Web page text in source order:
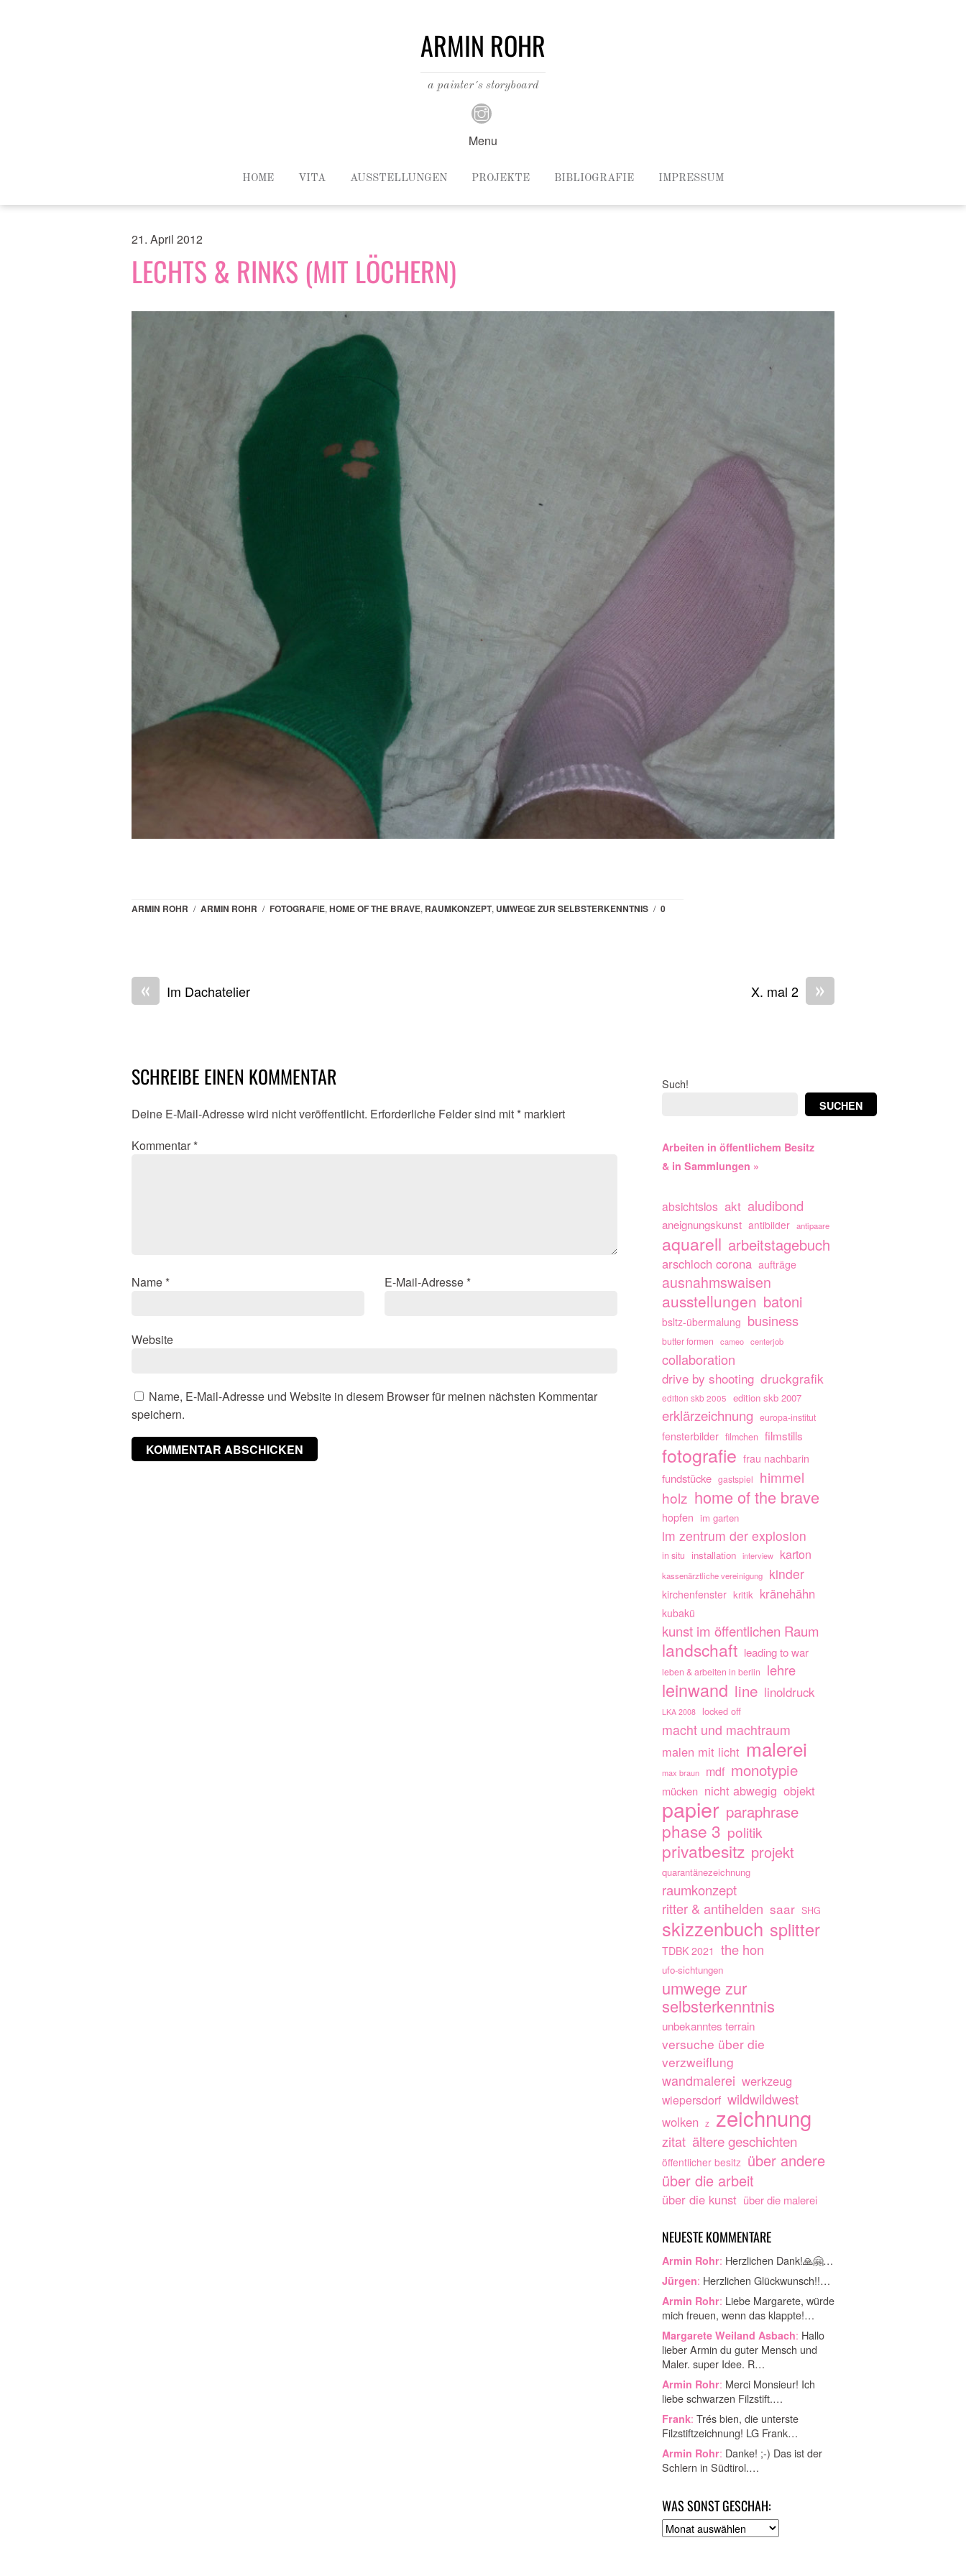
ARMIN ROHR
a painter´s storyboard
Menu
HOME VITA AUSSTELLUNGEN PROJEKTE BIBLIOGRAFIE IMPRESSUM
21. April 2012
LECHTS & RINKS (MIT LÖCHERN)
ARMIN ROHR / ARMIN ROHR / FOTOGRAFIE, HOME OF THE BRAVE, RAUMKONZEPT, UMWEGE ZUR SELBSTERKENNTNIS / 0
« Im Dachatelier »
X. mal 2
SCHREIBE EINEN KOMMENTAR
Deine E-Mail-Adresse wird nicht veröffentlicht. Erforderliche Felder sind mit * markiert
Kommentar *
Name * E-Mail-Adresse *
Website
Name, E-Mail-Adresse und Website in diesem Browser für meinen nächsten Kommentar
speichern.
Such!
SUCHEN
Arbeiten in öffentlichem Besitz
& in Sammlungen »
absichtslos akt aludibond
aneignungskunst antibilder antipaare
aquarell arbeitstagebuch
arschloch corona aufträge
ausnahmswaisen
ausstellungen batoni
bsltz-übermalung business
butter formen cameo centerjob
collaboration
drive by shooting druckgrafik
edition skb 2005 edition skb 2007
erklärzeichnung europa-institut
fensterbilder filmchen filmstills
fotografie frau nachbarin
fundstücke gastspiel
himmel
holz home of the brave
hopfen im garten
im zentrum der explosion
in situ installation interview karton
kassenärztliche vereinigung kinder
kirchenfenster kritik kränehähn
kubakü
kunst im öffentlichen Raum
landschaft leading to war
leben & arbeiten in berlin lehre
leinwand line linoldruck
LKA 2008 locked off
macht und machtraum
malen mit licht malerei
max braun mdf monotypie
mücken nicht abwegig objekt
papier paraphrase
phase 3 politik
privatbesitz projekt
quarantänezeichnung
raumkonzept
ritter & antihelden saar SHG
skizzenbuch splitter
TDBK 2021 the hon
ufo-sichtungen
umwege zur
selbsterkenntnis
unbekanntes terrain
versuche über die
verzweiflung
wandmalerei werkzeug
wiepersdorf wildwildwest
wolken z zeichnung
zitat ältere geschichten
öffentlicher besitz über andere
über die arbeit
über die kunst über die malerei
NEUESTE KOMMENTARE
Armin Rohr: Herzlichen Dank!🙏🤗…
Jürgen: Herzlichen Glückwunsch!!…
Armin Rohr: Liebe Margarete, würde
mich freuen, wenn das klappte!…
Margarete Weiland Asbach: Hallo
lieber Armin du guter Mensch und
Maler. super Idee. R…
Armin Rohr: Merci Monsieur! Ich
liebe schwarzen Filzstift.…
Frank: Trés bien, die unterste
Filzstiftzeichnung! LG Frank…
Armin Rohr: Danke! ;-) Das ist der
Schlern in Südtirol.…
WAS SONST GESCHAH:
A